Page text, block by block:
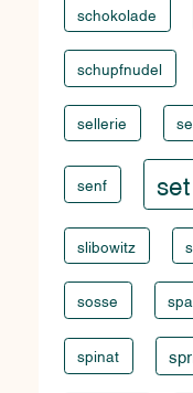
schokolade
schupfnudel
sellerie
senf set
slibowitz
sosse
spinat